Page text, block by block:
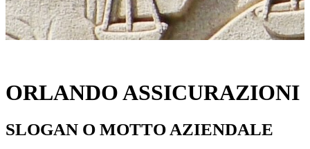
ORLANDO ASSICURAZIONI
SLOGAN O MOTTO AZIENDALE